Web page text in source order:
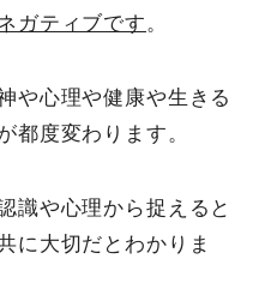
ガティブです。
や心理や健康や生きる
都度変わります。
識や心理から捉えると
に大切だとわかりま